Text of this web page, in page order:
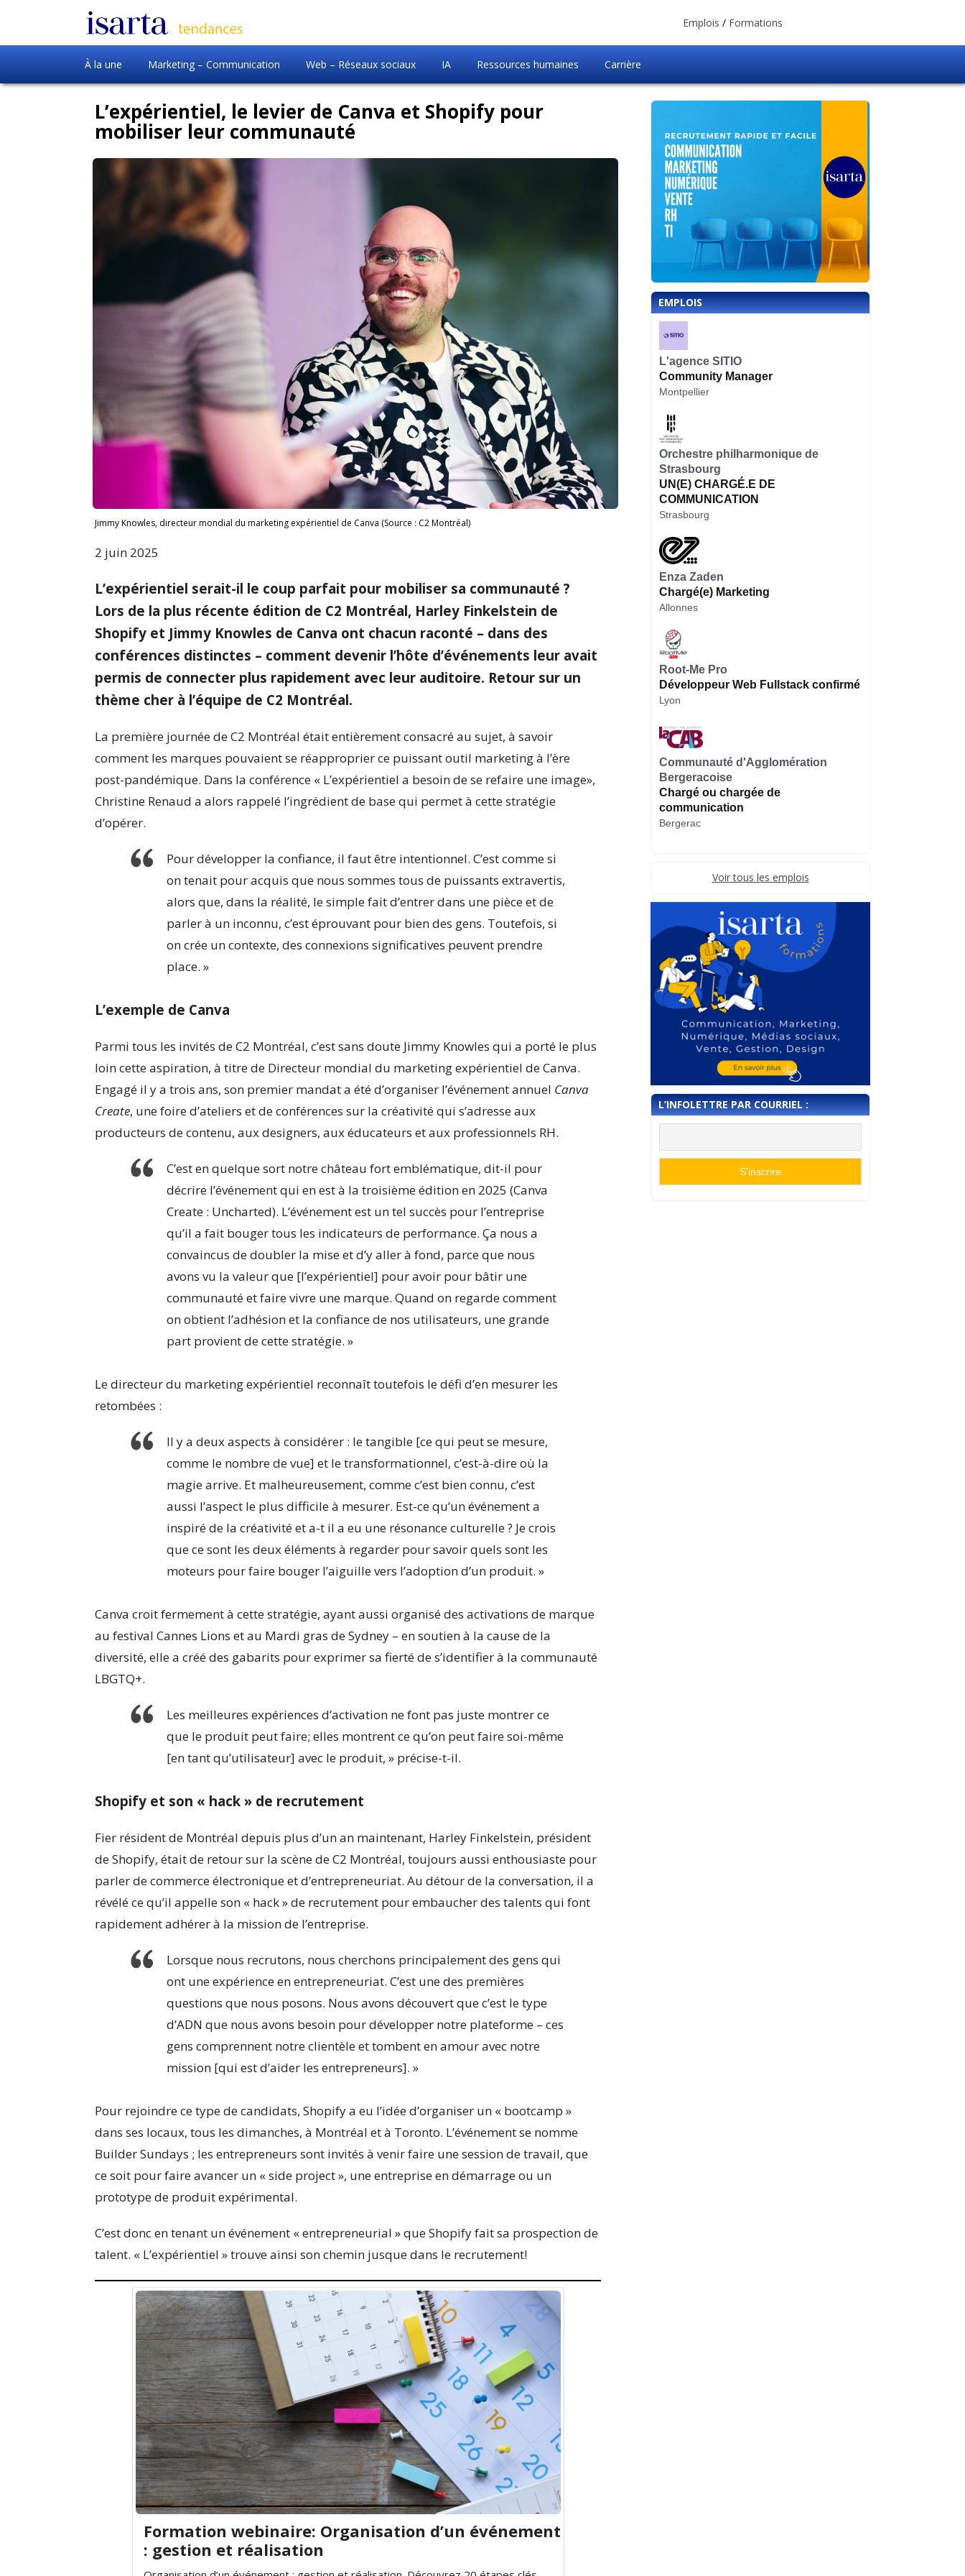
Emplois / Formations
À la une Marketing – Communication Web – Réseaux sociaux IA Ressources humaines Carrière
L’expérientiel, le levier de Canva et Shopify pour
mobiliser leur communauté
Jimmy Knowles, directeur mondial du marketing expérientiel de Canva (Source : C2 Montréal)
2 juin 2025
L’expérientiel serait-il le coup parfait pour mobiliser sa communauté ?
Lors de la plus récente édition de C2 Montréal, Harley Finkelstein de
Shopify et Jimmy Knowles de Canva ont chacun raconté – dans des
conférences distinctes – comment devenir l’hôte d’événements leur avait
permis de connecter plus rapidement avec leur auditoire. Retour sur un
thème cher à l’équipe de C2 Montréal.
La première journée de C2 Montréal était entièrement consacré au sujet, à savoir
comment les marques pouvaient se réapproprier ce puissant outil marketing à l’ère
post-pandémique. Dans la conférence « L’expérientiel a besoin de se refaire une image»,
Christine Renaud a alors rappelé l’ingrédient de base qui permet à cette stratégie
d’opérer.
Pour développer la confiance, il faut être intentionnel. C’est comme si
on tenait pour acquis que nous sommes tous de puissants extravertis,
alors que, dans la réalité, le simple fait d’entrer dans une pièce et de
parler à un inconnu, c’est éprouvant pour bien des gens. Toutefois, si
on crée un contexte, des connexions significatives peuvent prendre
place. »
L’exemple de Canva
Parmi tous les invités de C2 Montréal, c’est sans doute Jimmy Knowles qui a porté le plus
loin cette aspiration, à titre de Directeur mondial du marketing expérientiel de Canva.
Engagé il y a trois ans, son premier mandat a été d’organiser l’événement annuel Canva
Create, une foire d’ateliers et de conférences sur la créativité qui s’adresse aux
producteurs de contenu, aux designers, aux éducateurs et aux professionnels RH.
C’est en quelque sort notre château fort emblématique, dit-il pour
décrire l’événement qui en est à la troisième édition en 2025 (Canva
Create : Uncharted). L’événement est un tel succès pour l’entreprise
qu’il a fait bouger tous les indicateurs de performance. Ça nous a
convaincus de doubler la mise et d’y aller à fond, parce que nous
avons vu la valeur que [l’expérientiel] pour avoir pour bâtir une
communauté et faire vivre une marque. Quand on regarde comment
on obtient l’adhésion et la confiance de nos utilisateurs, une grande
part provient de cette stratégie. »
Le directeur du marketing expérientiel reconnaît toutefois le défi d’en mesurer les
retombées :
Il y a deux aspects à considérer : le tangible [ce qui peut se mesure,
comme le nombre de vue] et le transformationnel, c’est-à-dire où la
magie arrive. Et malheureusement, comme c’est bien connu, c’est
aussi l’aspect le plus difficile à mesurer. Est-ce qu’un événement a
inspiré de la créativité et a-t il a eu une résonance culturelle ? Je crois
que ce sont les deux éléments à regarder pour savoir quels sont les
moteurs pour faire bouger l’aiguille vers l’adoption d’un produit. »
Canva croit fermement à cette stratégie, ayant aussi organisé des activations de marque
au festival Cannes Lions et au Mardi gras de Sydney – en soutien à la cause de la
diversité, elle a créé des gabarits pour exprimer sa fierté de s’identifier à la communauté
LBGTQ+.
Les meilleures expériences d’activation ne font pas juste montrer ce
que le produit peut faire; elles montrent ce qu’on peut faire soi-même
[en tant qu’utilisateur] avec le produit, » précise-t-il.
Shopify et son « hack » de recrutement
Fier résident de Montréal depuis plus d’un an maintenant, Harley Finkelstein, président
de Shopify, était de retour sur la scène de C2 Montréal, toujours aussi enthousiaste pour
parler de commerce électronique et d’entrepreneuriat. Au détour de la conversation, il a
révélé ce qu’il appelle son « hack » de recrutement pour embaucher des talents qui font
rapidement adhérer à la mission de l’entreprise.
Lorsque nous recrutons, nous cherchons principalement des gens qui
ont une expérience en entrepreneuriat. C’est une des premières
questions que nous posons. Nous avons découvert que c’est le type
d’ADN que nous avons besoin pour développer notre plateforme – ces
gens comprennent notre clientèle et tombent en amour avec notre
mission [qui est d’aider les entrepreneurs]. »
Pour rejoindre ce type de candidats, Shopify a eu l’idée d’organiser un « bootcamp »
dans ses locaux, tous les dimanches, à Montréal et à Toronto. L’événement se nomme
Builder Sundays ; les entrepreneurs sont invités à venir faire une session de travail, que
ce soit pour faire avancer un « side project », une entreprise en démarrage ou un
prototype de produit expérimental.
C’est donc en tenant un événement « entrepreneurial » que Shopify fait sa prospection de
talent. « L’expérientiel » trouve ainsi son chemin jusque dans le recrutement!
Formation webinaire: Organisation d’un événement
: gestion et réalisation
EMPLOIS
L'agence SITIO
Community Manager
Montpellier
Orchestre philharmonique de
Strasbourg
UN(E) CHARGÉ.E DE
COMMUNICATION
Strasbourg
Enza Zaden
Chargé(e) Marketing
Allonnes
Root-Me Pro
Développeur Web Fullstack confirmé
Lyon
Communauté d'Agglomération
Bergeracoise
Chargé ou chargée de
communication
Bergerac
Voir tous les emplois
L’INFOLETTRE PAR COURRIEL :